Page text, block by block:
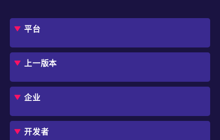
平台
概述
框架
Studio
扩展组件市场
DevOps 云
业务流程自动化
评估指南
Jmix 适合我的项目吗？
上一版本
CUBA 平台
企业
角色
IT 负责人
用例
应用程序现代化
开发者